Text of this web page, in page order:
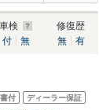
車検
付
無
修復歴
無
有
付 ディーラー保証